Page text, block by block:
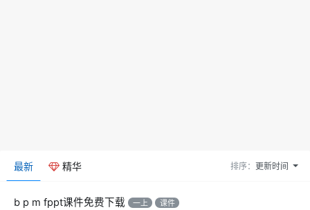
最新 精华 排序：更新时间
b p m fppt课件免费下载 一上 课件